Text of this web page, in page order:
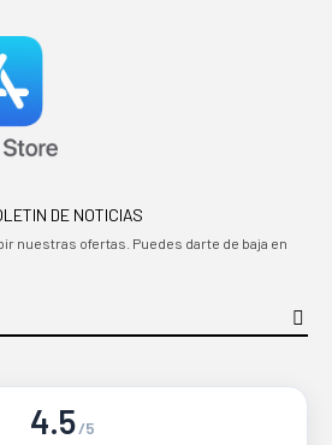
DE NOTICIAS
nuestras ofertas. Puedes darte de baja en
4.5/5